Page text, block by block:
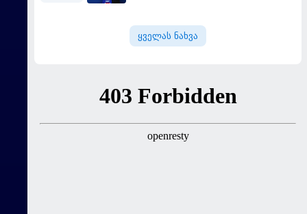
ყველას ნახვა